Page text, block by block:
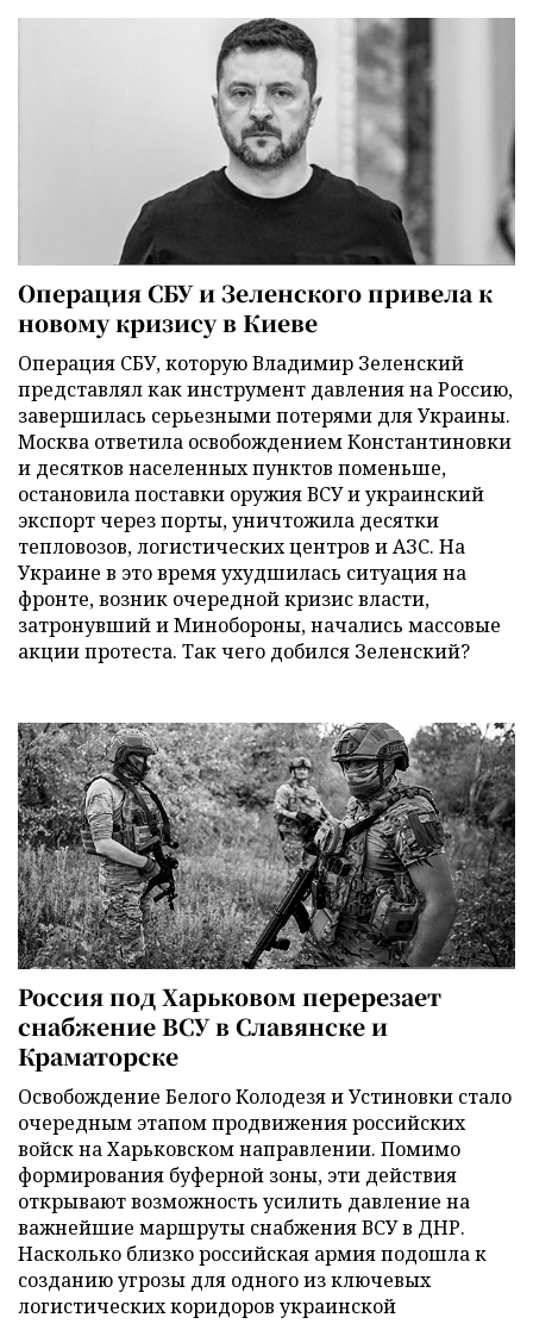
Операция СБУ и Зеленского привела к
новому кризису в Киеве
Операция СБУ, которую Владимир Зеленский
представлял как инструмент давления на Россию,
завершилась серьезными потерями для Украины.
Москва ответила освобождением Константиновки
и десятков населенных пунктов поменьше,
остановила поставки оружия ВСУ и украинский
экспорт через порты, уничтожила десятки
тепловозов, логистических центров и АЗС. На
Украине в это время ухудшилась ситуация на
фронте, возник очередной кризис власти,
затронувший и Минобороны, начались массовые
акции протеста. Так чего добился Зеленский?
Россия под Харьковом перерезает
снабжение ВСУ в Славянске и
Краматорске
Освобождение Белого Колодезя и Устиновки стало
очередным этапом продвижения российских
войск на Харьковском направлении. Помимо
формирования буферной зоны, эти действия
открывают возможность усилить давление на
важнейшие маршруты снабжения ВСУ в ДНР.
Насколько близко российская армия подошла к
созданию угрозы для одного из ключевых
логистических коридоров украинской